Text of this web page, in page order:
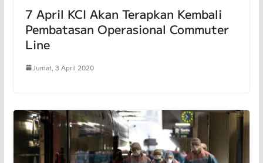
7 April KCI Akan Terapkan Kembali
Pembatasan Operasional Commuter
Line
Jumat, 3 April 2020